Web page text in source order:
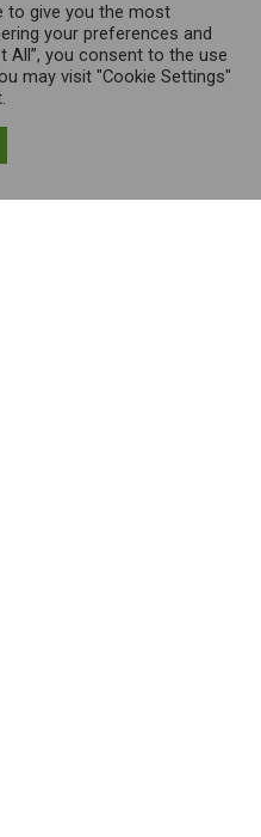
to give you the most
your preferences and
All”, you consent to the use
may visit "Cookie Settings"